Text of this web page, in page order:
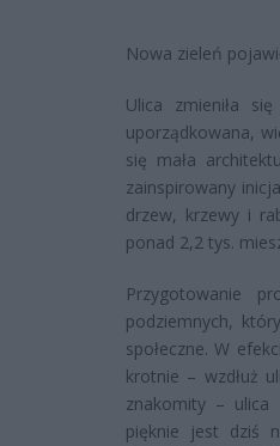
Nowa zieleń
Ulica zmieniła
uporządkowana,
się mała
zainspirowany
drzew, krzewy i
ponad 2,2 tys.
Przygotowanie
podziemnych,
społeczne. W
krotnie – wzdłuż
znakomity – ulica
pięknie jest dziś